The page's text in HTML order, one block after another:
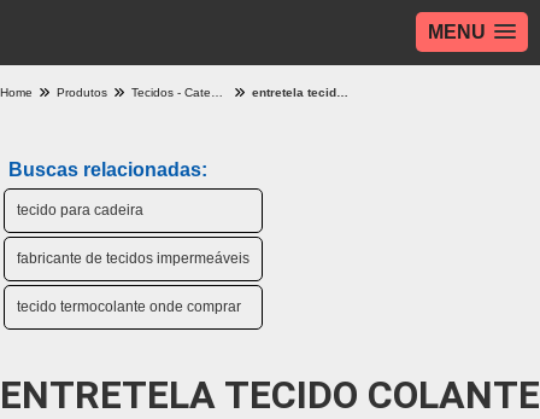
MENU
Home Produtos
Buscas relacionadas:
tecido para cadeira
fabricante de tecidos impermeáveis
tecido termocolante onde comprar
ENTRETELA TECIDO COLANTE